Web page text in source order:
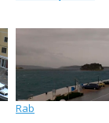
Rab